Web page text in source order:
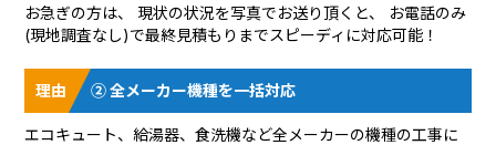
お急ぎの方は、 現状の状況を写真でお送り頂く と、 お電話のみ
(現地調査なし)で最終見積もりまでスピーディに対応可能！
② 全メーカー機種を一括対応
エコキュート、給湯器、食洗機など全メーカーの機種の工事に